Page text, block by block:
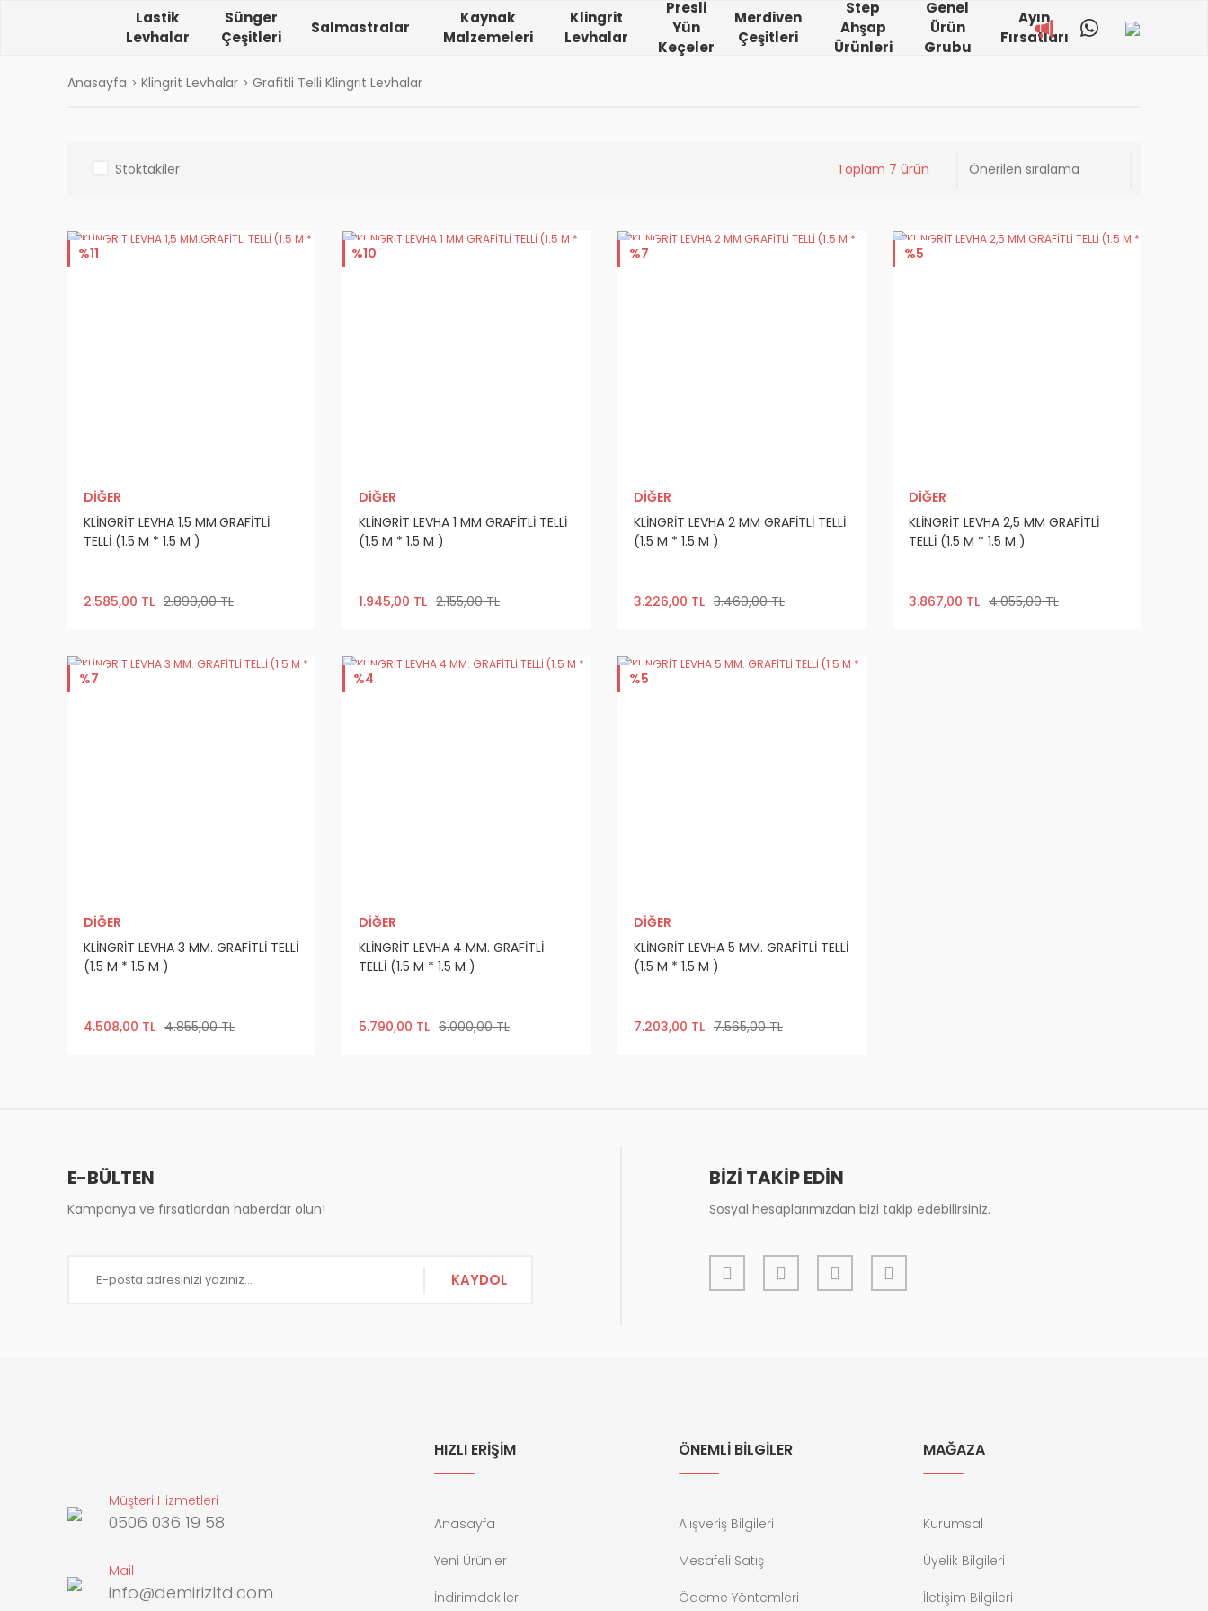
Lastik
Levhalar
Sünger
Çeşitleri
Salmastralar
Kaynak
Malzemeleri
Klingrit
Levhalar
Presli
Yün
Keçeler
Merdiven
Çeşitleri
Step
Ahşap
Ürünleri
Genel
Ürün
Grubu
Ayın
Fırsatları
Anasayfa Klingrit Levhalar Grafitli Telli Klingrit Levhalar
Stoktakiler Toplam 7 ürün
%11
DİĞER
KLİNGRİT LEVHA 1,5 MM.GRAFİTLİ
TELLİ (1.5 M * 1.5 M )
2.585,00 TL 2.890,00 TL
%10
DİĞER
KLİNGRİT LEVHA 1 MM GRAFİTLİ TELLİ
(1.5 M * 1.5 M )
1.945,00 TL 2.155,00 TL
%7
DİĞER
KLİNGRİT LEVHA 2 MM GRAFİTLİ TELLİ
(1.5 M * 1.5 M )
3.226,00 TL 3.460,00 TL
%5
DİĞER
KLİNGRİT LEVHA 2,5 MM GRAFİTLİ
TELLİ (1.5 M * 1.5 M )
3.867,00 TL 4.055,00 TL
%7
DİĞER
KLİNGRİT LEVHA 3 MM. GRAFİTLİ TELLİ
(1.5 M * 1.5 M )
4.508,00 TL 4.855,00 TL
%4
DİĞER
KLİNGRİT LEVHA 4 MM. GRAFİTLİ
TELLİ (1.5 M * 1.5 M )
5.790,00 TL 6.000,00 TL
%5
DİĞER
KLİNGRİT LEVHA 5 MM. GRAFİTLİ TELLİ
(1.5 M * 1.5 M )
7.203,00 TL 7.565,00 TL
E-BÜLTEN
Kampanya ve fırsatlardan haberdar olun!
KAYDOL
BİZİ TAKİP EDİN
Sosyal hesaplarımızdan bizi takip edebilirsiniz.
Müşteri Hizmetleri
0506 036 19 58
Mail
info@demirizltd.com
HIZLI ERİŞİM
Anasayfa
Yeni Ürünler
İndirimdekiler
ÖNEMLİ BİLGİLER
Alışveriş Bilgileri
Mesafeli Satış
Ödeme Yöntemleri
MAĞAZA
Kurumsal
Üyelik Bilgileri
İletişim Bilgileri